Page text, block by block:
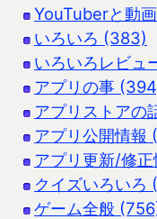
YouTuberと動
いろいろ (383)
いろいろレビュ
アプリの事
アプリストアの
アプリ公開情報
アプリ更新/修
クイズいろいろ
ゲーム全般